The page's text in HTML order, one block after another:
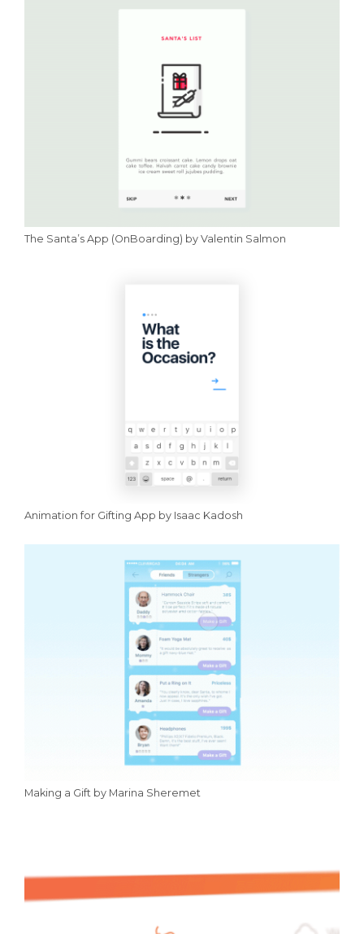
The Santa’s App (OnBoarding) by Valentin Salmon
Animation for Gifting App by Isaac Kadosh
Making a Gift by Marina Sheremet